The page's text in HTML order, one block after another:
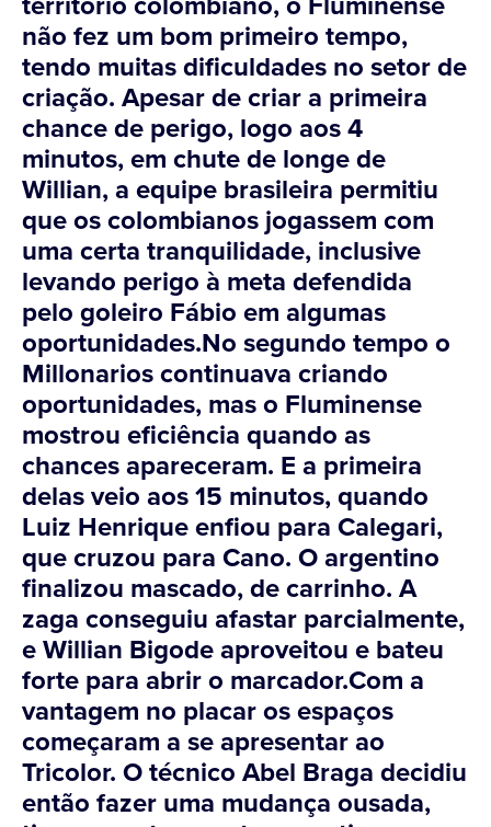
não fez um bom primeiro tempo,
tendo muitas dificuldades no setor de
criação. Apesar de criar a primeira
chance de perigo, logo aos 4
minutos, em chute de longe de
Willian, a equipe brasileira permitiu
que os colombianos jogassem com
uma certa tranquilidade, inclusive
levando perigo à meta defendida
pelo goleiro Fábio em algumas
oportunidades.No segundo tempo o
Millonarios continuava criando
oportunidades, mas o Fluminense
mostrou eficiência quando as
chances apareceram. E a primeira
delas veio aos 15 minutos, quando
Luiz Henrique enfiou para Calegari,
que cruzou para Cano. O argentino
finalizou mascado, de carrinho. A
zaga conseguiu afastar parcialmente,
e Willian Bigode aproveitou e bateu
forte para abrir o marcador.Com a
vantagem no placar os espaços
começaram a se apresentar ao
Tricolor. O técnico Abel Braga decidiu
então fazer uma mudança ousada,